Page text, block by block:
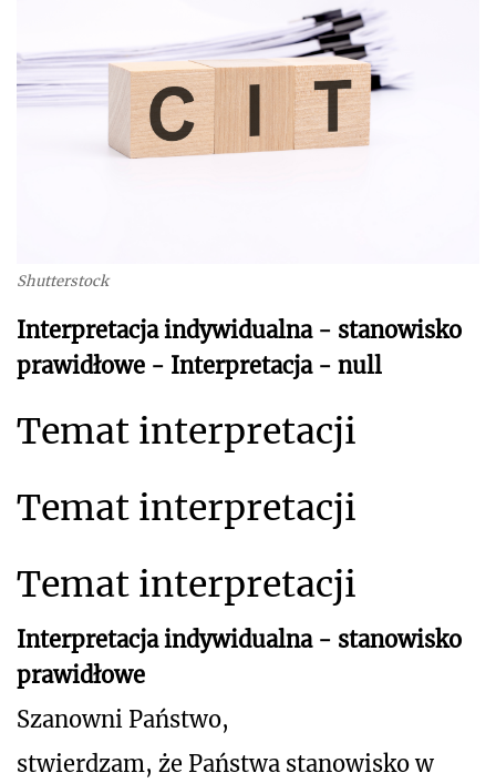
Shutterstock
Interpretacja indywidualna - stanowisko
prawidłowe - Interpretacja - null
Temat interpretacji
Temat interpretacji
Temat interpretacji
Interpretacja indywidualna - stanowisko
prawidłowe
Szanowni Państwo,
stwierdzam, że Państwa stanowisko w